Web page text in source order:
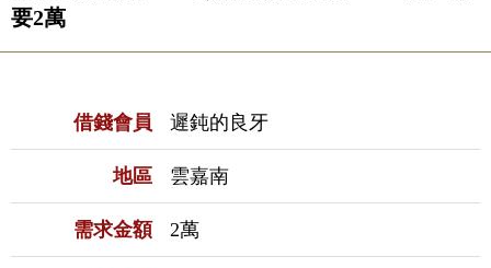
要2萬
借錢會員 遲鈍的良牙
地區 雲嘉南
需求金額 2萬